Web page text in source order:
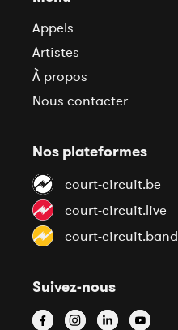
Appels
Artistes
À propos
Nous contacter
Nos plateformes
court-circuit.be
court-circuit.live
court-circuit.band
Suivez-nous